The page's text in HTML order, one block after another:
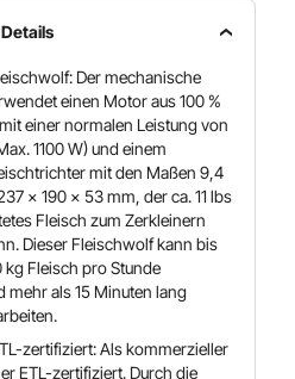
Der mechanische
einen Motor aus 100 %
einer normalen Leistung von
1100 W) und einem
mit den Maßen 9,4
x 190 x 53 mm, der ca. 11 lbs
Fleisch zum Zerkleinern
Dieser Fleischwolf kann bis
kg Fleisch pro Stunde
mehr als 15 Minuten lang
zertifiziert: Als kommerzieller
ETL-zertifiziert. Durch die